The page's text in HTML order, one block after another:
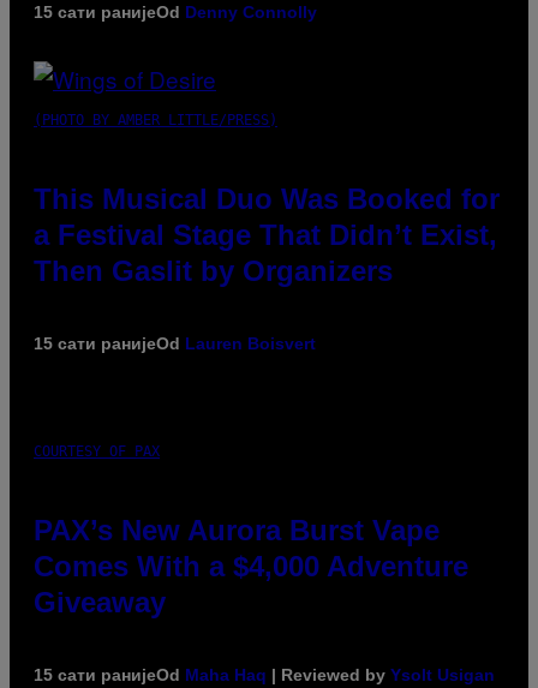
15 сати ранијеOd Denny Connolly
(PHOTO BY AMBER LITTLE/PRESS)
This Musical Duo Was Booked for
a Festival Stage That Didn’t Exist,
Then Gaslit by Organizers
15 сати ранијеOd Lauren Boisvert
COURTESY OF PAX
PAX’s New Aurora Burst Vape
Comes With a $4,000 Adventure
Giveaway
15 сати ранијеOd Maha Haq | Reviewed by Ysolt Usigan